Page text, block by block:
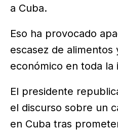
a Cuba.
Eso ha provocado
escasez de alimentos
económico en toda la
El presidente
el discurso sobre un
en Cuba tras